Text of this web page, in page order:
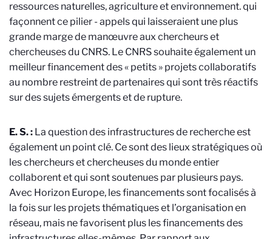
ressources naturelles, agriculture et environnement.qui
façonnent ce pilier - appels qui laisseraient une plus
grande marge de manœuvre aux chercheurs et
chercheuses du CNRS. Le CNRS souhaite également un
meilleur financement des « petits » projets collaboratifs
au nombre restreint de partenaires qui sont très réactifs
sur des sujets émergents et de rupture.
E. S. : La question des infrastructures de recherche est
également un point clé. Ce sont des lieux stratégiques où
les chercheurs et chercheuses du monde entier
collaborent et qui sont soutenues par plusieurs pays.
Avec Horizon Europe, les financements sont focalisés à
la fois sur les projets thématiques et l’organisation en
réseau, mais ne favorisent plus les financements des